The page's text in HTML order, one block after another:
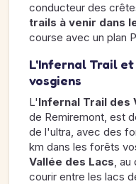
conducteur des
trails à venir dans
course avec un plan
L'Infernal Trail
vosgiens
L'Infernal Trail des
de Remiremont, est
de l'ultra, avec des
km dans les forêts
Vallée des Lacs, au
courir entre les lacs